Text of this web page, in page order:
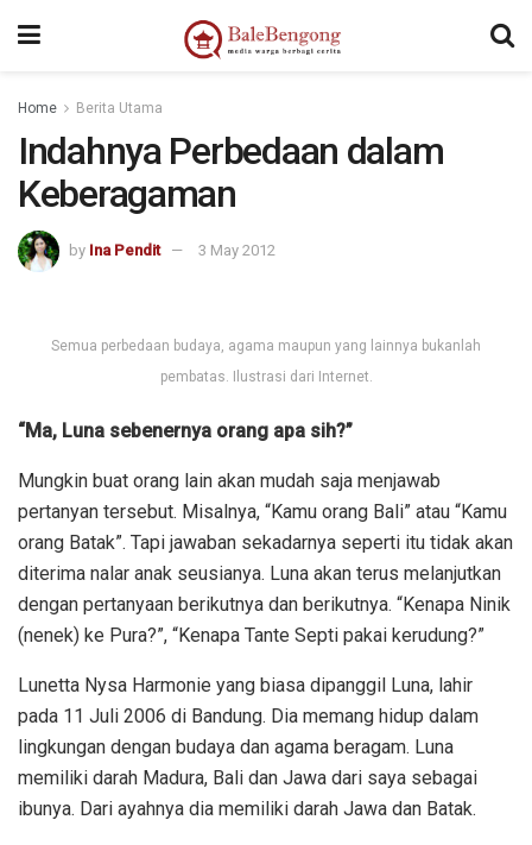
Home Berita Utama
Indahnya Perbedaan dalam
Keberagaman
by Ina Pendit 3 May 2012
Semua perbedaan budaya, agama maupun yang lainnya bukanlah
pembatas. Ilustrasi dari Internet.
“Ma, Luna sebenernya orang apa sih?”
Mungkin buat orang lain akan mudah saja menjawab
pertanyan tersebut. Misalnya, “Kamu orang Bali” atau “Kamu
orang Batak”. Tapi jawaban sekadarnya seperti itu tidak akan
diterima nalar anak seusianya. Luna akan terus melanjutkan
dengan pertanyaan berikutnya dan berikutnya. “Kenapa Ninik
(nenek) ke Pura?”, “Kenapa Tante Septi pakai kerudung?”
Lunetta Nysa Harmonie yang biasa dipanggil Luna, lahir
pada 11 Juli 2006 di Bandung. Dia memang hidup dalam
lingkungan dengan budaya dan agama beragam. Luna
memiliki darah Madura, Bali dan Jawa dari saya sebagai
ibunya. Dari ayahnya dia memiliki darah Jawa dan Batak.